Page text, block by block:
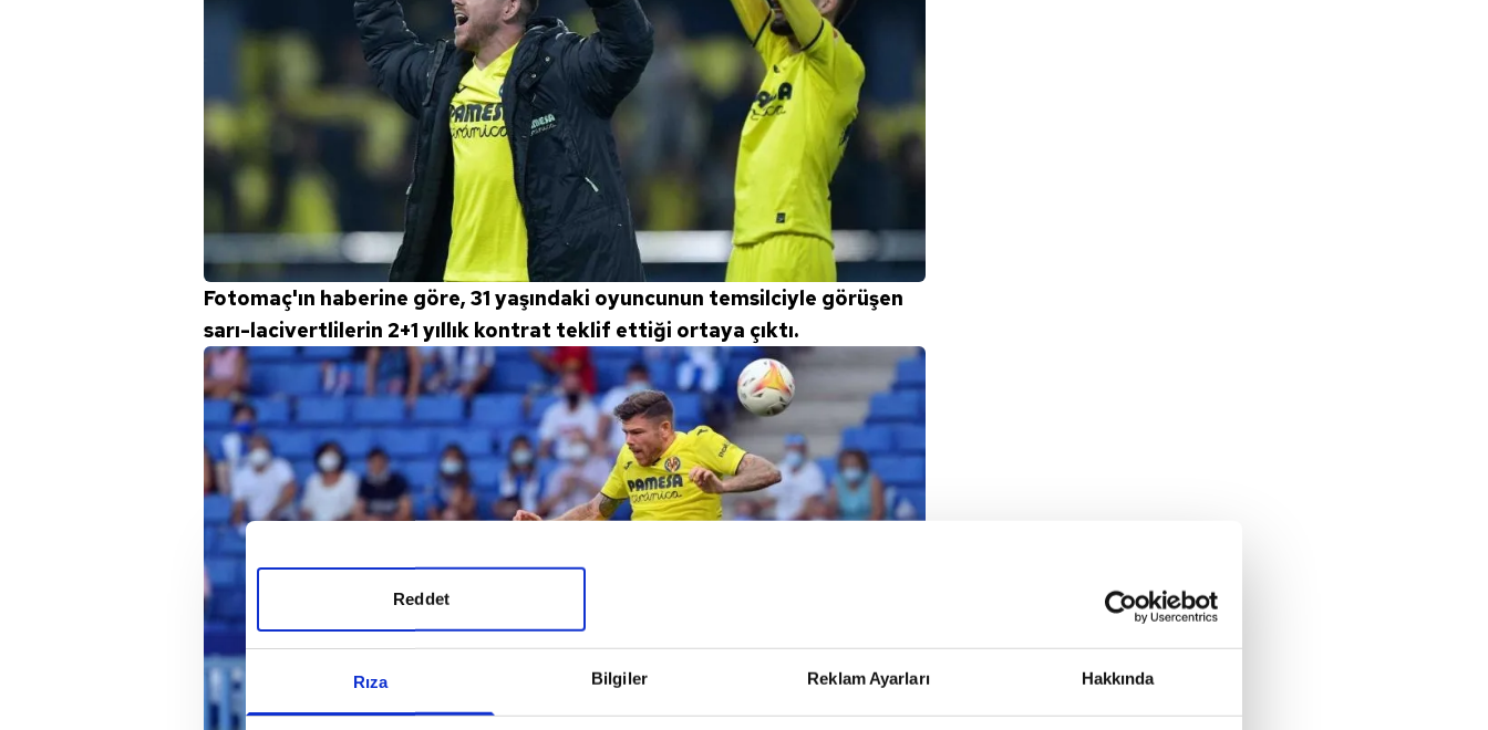
Rıza Bilgiler Reklam Ayarları Hakkında
Reddet
Fotomaç'ın haberine göre, 31 yaşındaki oyuncunun temsilciyle görüşen
sarı-lacivertlilerin 2+1 yıllık kontrat teklif ettiği ortaya çıktı.